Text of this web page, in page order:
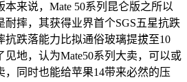
来说，Mate 50系列昆仑版之所以
摔，其获得业界首个SGS五星抗跌
抗跌落能力比拟通俗玻璃提拔至10
地，认为Mate50系列大卖，可以或
，同时也能给苹果14带来必然的压